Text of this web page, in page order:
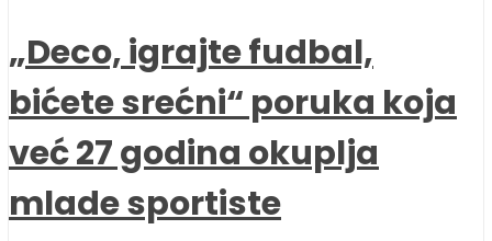
„Deco, igrajte fudbal,
bićete srećni“ poruka koja
već 27 godina okuplja
mlade sportiste